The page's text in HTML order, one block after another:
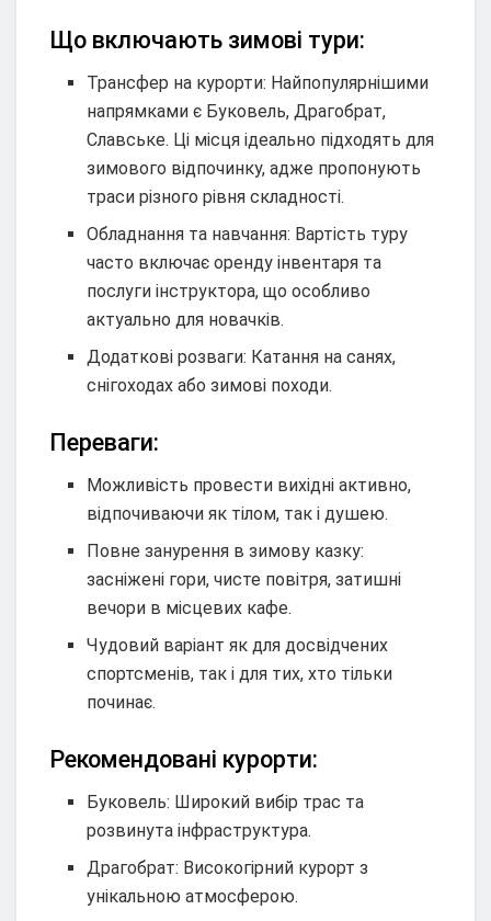
Що включають зимові тури:
Трансфер на курорти: Найпопулярнішими
напрямками є Буковель, Драгобрат,
Славське. Ці місця ідеально підходять для
зимового відпочинку, адже пропонують
траси різного рівня складності.
Обладнання та навчання: Вартість туру
часто включає оренду інвентаря та
послуги інструктора, що особливо
актуально для новачків.
Додаткові розваги: Катання на санях,
снігоходах або зимові походи.
Переваги:
Можливість провести вихідні активно,
відпочиваючи як тілом, так і душею.
Повне занурення в зимову казку:
засніжені гори, чисте повітря, затишні
вечори в місцевих кафе.
Чудовий варіант як для досвідчених
спортсменів, так і для тих, хто тільки
починає.
Рекомендовані курорти:
Буковель: Широкий вибір трас та
розвинута інфраструктура.
Драгобрат: Високогірний курорт з
унікальною атмосферою.